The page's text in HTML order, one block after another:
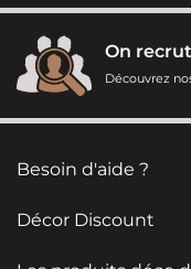
On
Découvrez
Besoin d'aide ?
Décor Discount